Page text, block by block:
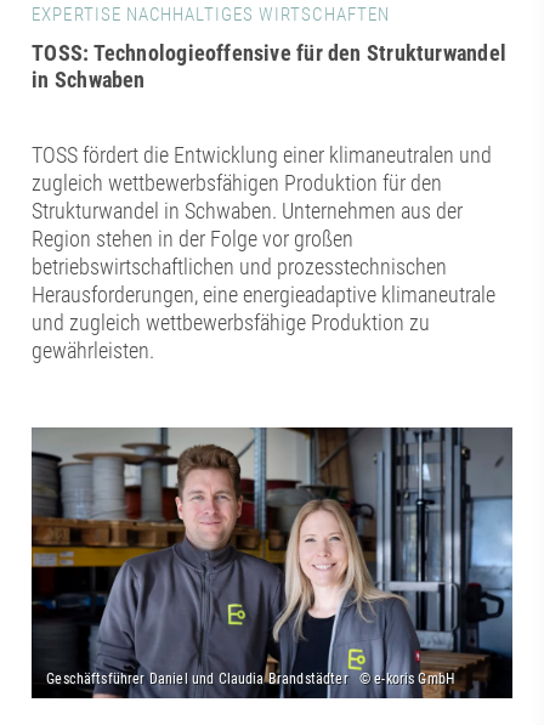
EXPERTISE NACHHALTIGES WIRTSCHAFTEN
TOSS: Technologieoffensive für den Strukturwandel
in Schwaben
TOSS fördert die Ent­wicklung einer klimaneutralen und
zugleich wettbewerbsfähigen Produktion für den
Strukturwandel in Schwaben. Unternehmen aus der
Region stehen in der Folge vor großen
betriebswirtschaftlichen und prozesstechnischen
Herausforderungen, eine energieadaptive klimaneutrale
und zugleich wettbewerbsfähige Produktion zu
gewährleisten.